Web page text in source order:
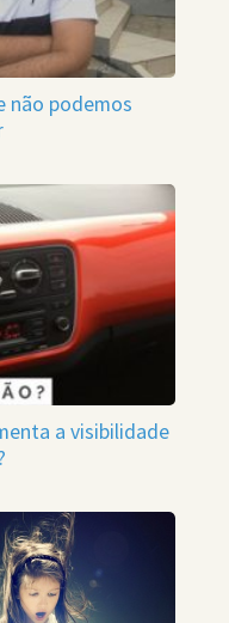
não podemos
a visibilidade